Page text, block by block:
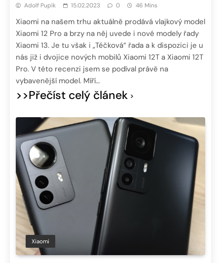
Adolf Pupík 15.02.2023 0 46 Mins
Xiaomi na našem trhu aktuálně prodává vlajkový model
Xiaomi 12 Pro a brzy na něj uvede i nové modely řady
Xiaomi 13. Je tu však i „Téčková“ řada a k dispozici je u
nás již i dvojice nových mobilů Xiaomi 12T a Xiaomi 12T
Pro. V této recenzi jsem se podíval právě na
vybavenější model. Míří…
>>Přečíst celý článek
Xiaomi